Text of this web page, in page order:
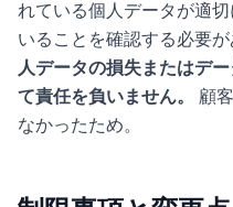
れている個人データが適
いることを確認する必要が
人データの損失またはデ
て責任を負いません。
顧
なかったため。